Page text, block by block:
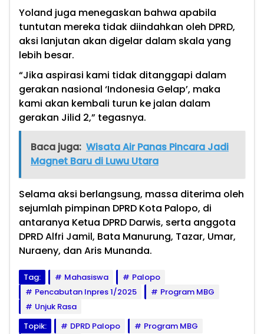
Yoland juga menegaskan bahwa apabila
tuntutan mereka tidak diindahkan oleh DPRD,
aksi lanjutan akan digelar dalam skala yang
lebih besar.
“Jika aspirasi kami tidak ditanggapi dalam
gerakan nasional ‘Indonesia Gelap’, maka
kami akan kembali turun ke jalan dalam
gerakan Jilid 2,” tegasnya.
Baca juga: Wisata Air Panas Pincara Jadi
Magnet Baru di Luwu Utara
Selama aksi berlangsung, massa diterima oleh
sejumlah pimpinan DPRD Kota Palopo, di
antaranya Ketua DPRD Darwis, serta anggota
DPRD Alfri Jamil, Bata Manurung, Tazar, Umar,
Nuraeny, dan Aris Munanda.
Tag: Mahasiswa
Palopo
Pencabutan Inpres 1/2025
Program MBG
Unjuk Rasa
Topik:
DPRD Palopo
Program MBG